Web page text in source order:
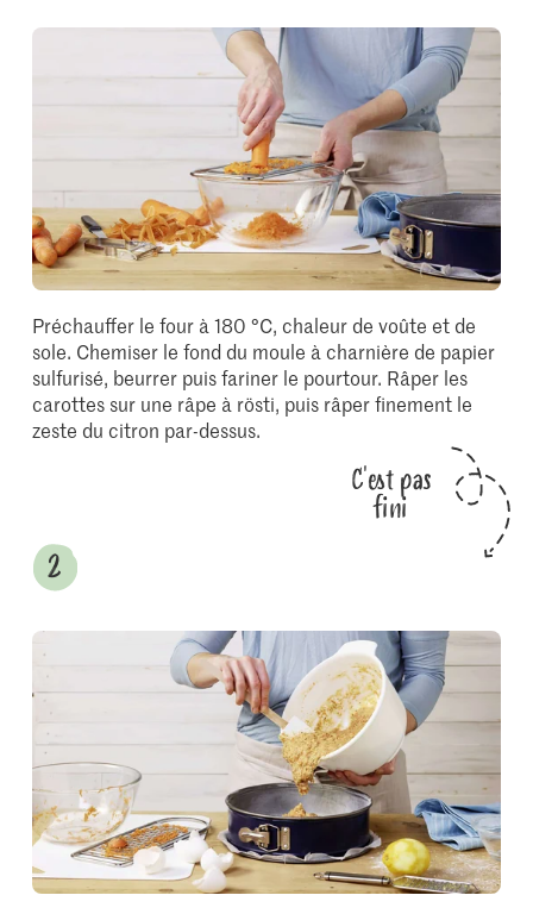
Préchauffer le four à 180 °C, chaleur de voûte et de
sole. Chemiser le fond du moule à charnière de papier
sulfurisé, beurrer puis fariner le pourtour. Râper les
carottes sur une râpe à rösti, puis râper finement le
zeste du citron par-dessus.
C'est pas
fini